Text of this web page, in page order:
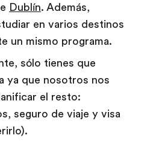
Dublín. Además,
en varios destinos
un mismo programa.
sólo tienes que
ya que nosotros nos
el resto:
seguro de viaje y visa